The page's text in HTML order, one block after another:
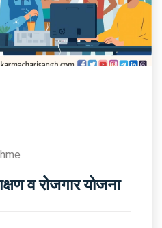
व रोजगार योजना